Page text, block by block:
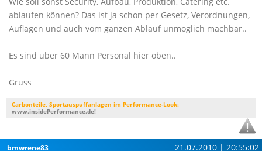
ablaufen können? Das ist ja schon per Gesetz, Verordnungen,
Auflagen und auch vom ganzen Ablauf unmöglich machbar..
Es sind über 60 Mann Personal hier oben..
Gruss
Carbonteile, Sportauspuffanlagen im Performance-Look:
www.insidePerformance.de!
bmwrene83 21.07.2010 | 20:55:02